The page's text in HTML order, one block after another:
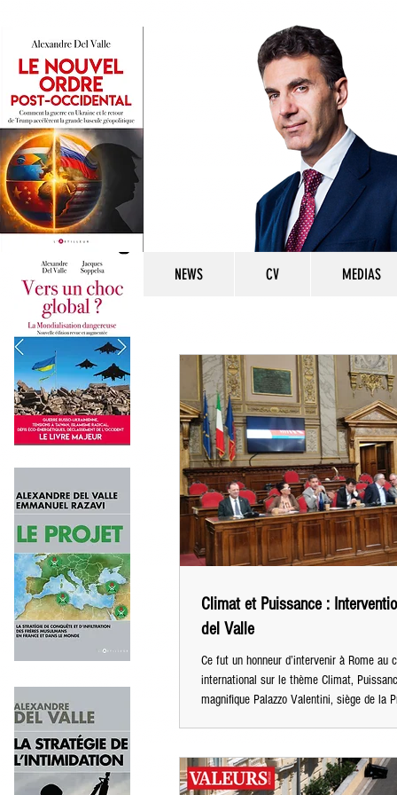
NEWS CV MEDIAS
Climat et Puissance :
del Valle
Ce fut un honneur d’intervenir à Rome au
international sur le thème Climat,
magnifique Palazzo Valentini, siège de la
Valeriani de la Luiss et Ignazio Castellucci
Teramo.